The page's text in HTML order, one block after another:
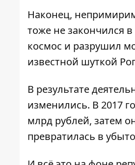
Наконец,
тоже не закончился
космос и разрушил
известной шуткой
В результате
изменились. В 2017
млрд рублей, затем
превратилась в